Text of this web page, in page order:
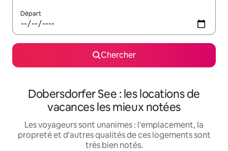
Départ
Chercher
Dobersdorfer See : les locations de
vacances les mieux notées
Les voyageurs sont unanimes : l'emplacement, la
propreté et d'autres qualités de ces logements sont
très bien notés.